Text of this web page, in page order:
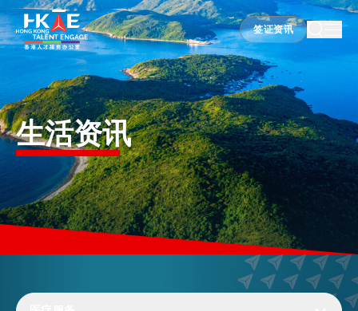
签证资讯
签证资讯
香港优势
居港须知
人才支援
就业资讯
生活资讯